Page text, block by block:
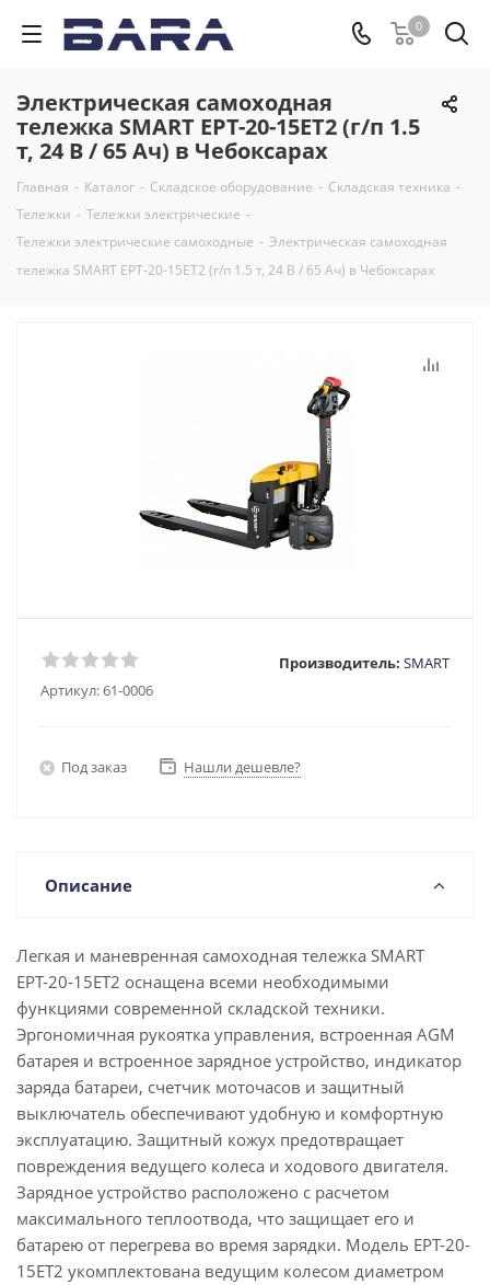
0
Электрическая самоходная
тележка SMART EPT-20-15ET2 (г/п 1.5
т, 24 В / 65 Ач) в Чебоксарах
Главная - Каталог - Складское оборудование - Складская техника -
Тележки - Тележки электрические -
Тележки электрические самоходные - Электрическая самоходная
тележка SMART EPT-20-15ET2 (г/п 1.5 т, 24 В / 65 Ач) в Чебоксарах
Артикул:61-0006
Производитель: SMART
Под заказ Нашли дешевле?
Описание
Легкая и маневренная самоходная тележка SMART
ЕРТ-20-15ET2 оснащена всеми необходимыми
функциями современной складской техники.
Эргономичная рукоятка управления, встроенная AGM
батарея и встроенное зарядное устройство, индикатор
заряда батареи, счетчик моточасов и защитный
выключатель обеспечивают удобную и комфортную
эксплуатацию. Защитный кожух предотвращает
повреждения ведущего колеса и ходового двигателя.
Зарядное устройство расположено с расчетом
максимального теплоотвода, что защищает его и
батарею от перегрева во время зарядки. Модель EPT-20-
15ET2 укомплектована ведущим колесом диаметром